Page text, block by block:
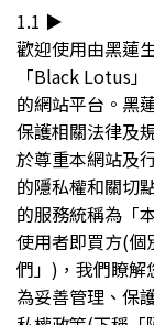
1.1 ▶︎
歡迎使用由黑蓮
「Black Lotus
的網站平台。黑
保護相關法律及
於尊重本網站及
的隱私權和關切
的服務統稱為「
使用者即買方(個
們」)，我們瞭解
為妥善管理、保